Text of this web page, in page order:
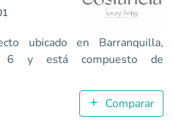
<p>El proyecto
ubicado en Barranquilla,
6 y está compuesto de
Comparar